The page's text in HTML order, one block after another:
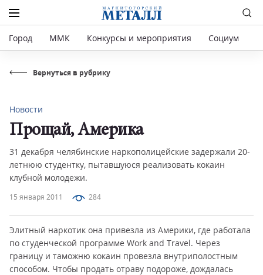
Город ММК Конкурсы и мероприятия Социум
Вернуться в рубрику
15 января 2011 284
Новости
Прощай, Америка
31 декабря челябинские наркополицейские задержали 20-
летнюю студентку, пытавшуюся реализовать кокаин
клубной молодежи.
Элитный наркотик она привезла из Америки, где работала
по студенческой программе Work and Travel. Через
границу и таможню кокаин провезла внутриполостным
способом. Чтобы продать отраву подороже, дождалась